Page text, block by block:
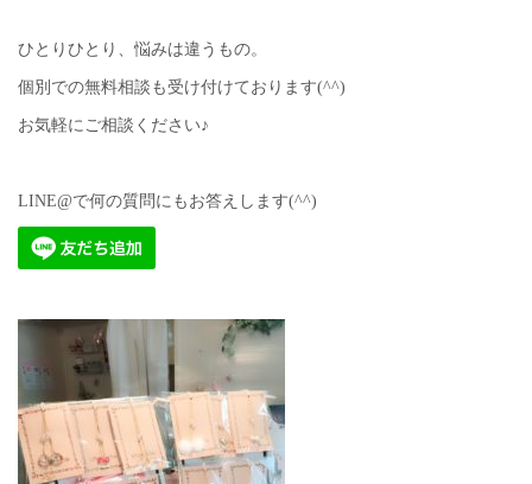
ひとりひとり、悩みは違うもの。
個別での無料相談も受け付けております(^^)
お気軽にご相談ください♪
LINE@で何の質問にもお答えします(^^)